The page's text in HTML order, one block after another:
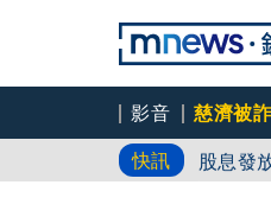
影音 慈濟被詐
快訊
股息發